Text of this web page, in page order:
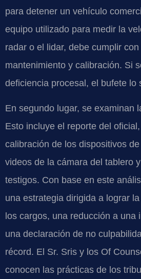
para detener un vehículo
equipo utilizado para medir la
radar o el lidar, debe cumplir
mantenimiento y calibración. Si
deficiencia procesal, el bufete lo
En segundo lugar, se examinan
Esto incluye el reporte del
calibración de los dispositivos
videos de la cámara del tablero
testigos. Con base en este
una estrategia dirigida a lograr
los cargos, una reducción a una
una declaración de no
récord. El Sr. Sris y los Of
conocen las prácticas de los